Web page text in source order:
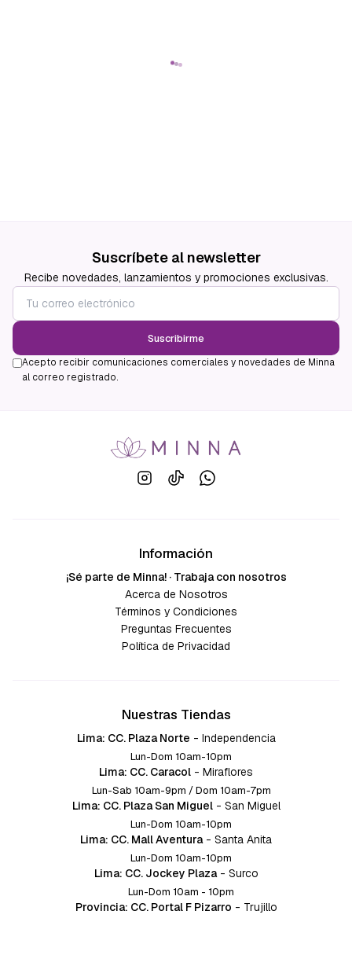
Suscríbete al newsletter
Recibe novedades, lanzamientos y promociones exclusivas.
Suscribirme
Acepto recibir comunicaciones comerciales y novedades de Minna
al correo registrado.
Información
¡Sé parte de Minna! · Trabaja con nosotros
Acerca de Nosotros
Términos y Condiciones
Preguntas Frecuentes
Política de Privacidad
Nuestras Tiendas
Lima: CC. Plaza Norte - Independencia
Lun-Dom 10am-10pm
Lima: CC. Caracol - Miraflores
Lun-Sab 10am-9pm / Dom 10am-7pm
Lima: CC. Plaza San Miguel - San Miguel
Lun-Dom 10am-10pm
Lima: CC. Mall Aventura - Santa Anita
Lun-Dom 10am-10pm
Lima: CC. Jockey Plaza - Surco
Lun-Dom 10am - 10pm
Provincia: CC. Portal F Pizarro - Trujillo